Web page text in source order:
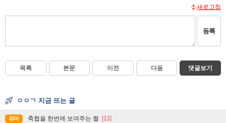
새로고침
등록
목록 본문 이전 다음 댓글보기
ㅇㅇㄱ 지금 뜨는 글
유머 축협을 한번에 보여주는 짤 [13]